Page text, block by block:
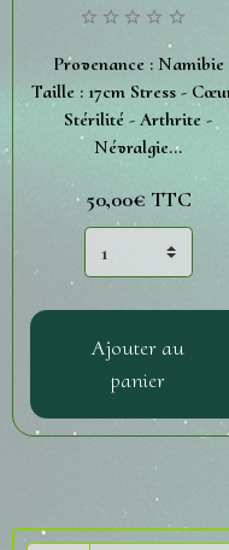
Provenance : Namibie
Taille : 17cm Stress -
Stérilité - Arthrite -
Névralgie...
50,00€ TTC
Ajouter au
panier